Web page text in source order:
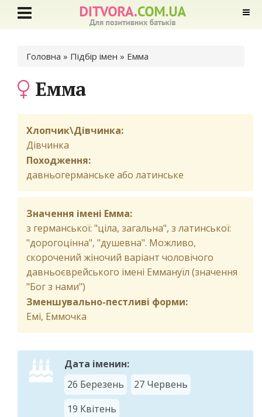
Ви є тут
Головна » Підбір імен » Емма
Емма
Хлопчик\Дівчинка:
Дівчинка
Походження:
давньогерманське або латинське
Значення імені Емма:
з германської: "ціла, загальна", з латинської:
"дорогоцінна", "душевна". Можливо,
скорочений жіночий варіант чоловічого
давньоєврейського імені Еммануїл (значення
"Бог з нами")
Зменшувально-пестливі форми:
Емі, Еммочка
Дата іменин:
26 Березень
27 Червень
19 Квітень